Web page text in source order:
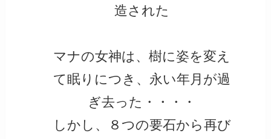
造された
マナの女神は、樹に姿を変え
て眠りにつき、永い年月が過
ぎ去った・・・・
しかし、８つの要石から再び